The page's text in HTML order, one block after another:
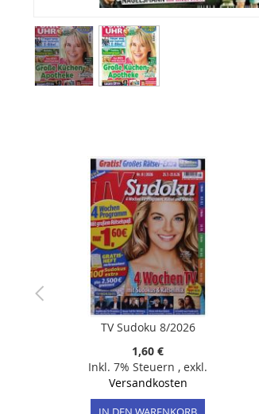
TV Sudoku 8/2026
1,60 €
Inkl. 7% Steuern , exkl.
Versandkosten